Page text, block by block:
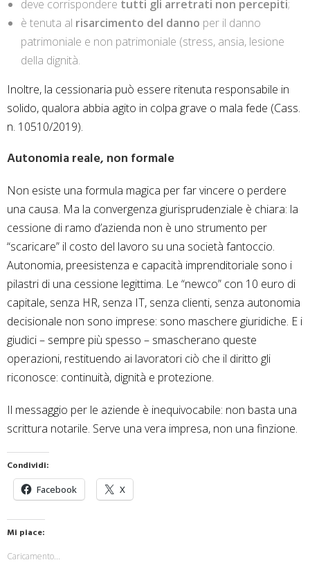
deve corrispondere tutti gli arretrati non percepiti;
è tenuta al risarcimento del danno per il danno
patrimoniale e non patrimoniale (stress, ansia, lesione
della dignità.
Inoltre, la cessionaria può essere ritenuta responsabile in
solido, qualora abbia agito in colpa grave o mala fede (Cass.
n. 10510/2019).
Autonomia reale, non formale
Non esiste una formula magica per far vincere o perdere
una causa. Ma la convergenza giurisprudenziale è chiara: la
cessione di ramo d’azienda non è uno strumento per
“scaricare” il costo del lavoro su una società fantoccio.
Autonomia, preesistenza e capacità imprenditoriale sono i
pilastri di una cessione legittima. Le “newco” con 10 euro di
capitale, senza HR, senza IT, senza clienti, senza autonomia
decisionale non sono imprese: sono maschere giuridiche. E i
giudici – sempre più spesso – smascherano queste
operazioni, restituendo ai lavoratori ciò che il diritto gli
riconosce: continuità, dignità e protezione.
Il messaggio per le aziende è inequivocabile: non basta una
scrittura notarile. Serve una vera impresa, non una finzione.
Condividi:
Facebook X
Mi piace:
Caricamento...